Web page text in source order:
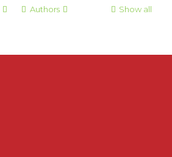
Authors Show all